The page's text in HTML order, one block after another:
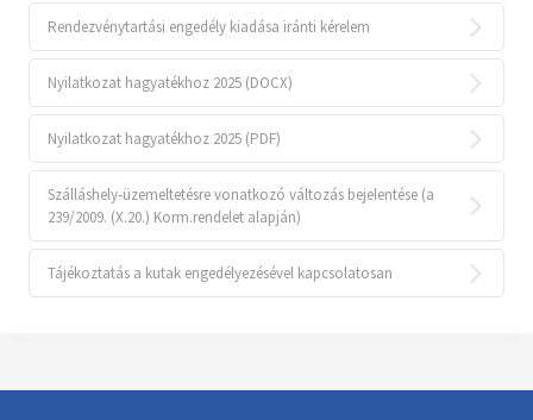
Rendezvénytartási engedély kiadása iránti kérelem
Nyilatkozat hagyatékhoz 2025 (DOCX)
Nyilatkozat hagyatékhoz 2025 (PDF)
Szálláshely-üzemeltetésre vonatkozó változás bejelentése (a
239/2009. (X.20.) Korm.rendelet alapján)
Tájékoztatás a kutak engedélyezésével kapcsolatosan